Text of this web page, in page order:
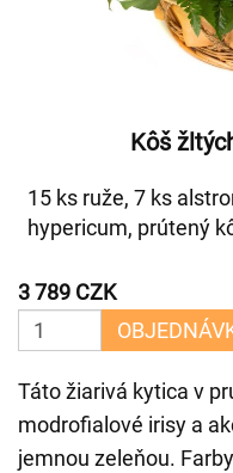
Kôš
15 ks ruže, 7 ks
hypericum, prútený
3 789 CZK
Táto žiarivá kytica v
modrofialové irisy a
jemnou zeleňou.